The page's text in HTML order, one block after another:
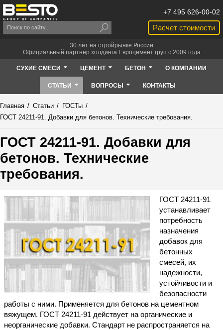
Расчет стоимости
+7 495 626-00-02
30 лет на стройрынке России
Официальный партнер холдинга Евроцемент груп с 2009 года
СУХИЕ СМЕСИ ЦЕМЕНТ БЕТОН О КОМПАНИИ
СТАТЬИ ВОПРОСЫ КОНТАКТЫ
Главная / Статьи / ГОСТы /
ГОСТ 24211-91. Добавки для бетонов. Технические требования.
ГОСТ 24211-91. Добавки для
бетонов. Технические
требования.
ГОСТ 24211-91
устанавливает
потребность
назначения
добавок для
бетонных
смесей, их
надежности,
устойчивости и
безопасности
работы с ними. Применяется для бетонов на цементном
вяжущем. ГОСТ 24211-91 действует на органические и
неорганические добавки. Стандарт не распространяется на